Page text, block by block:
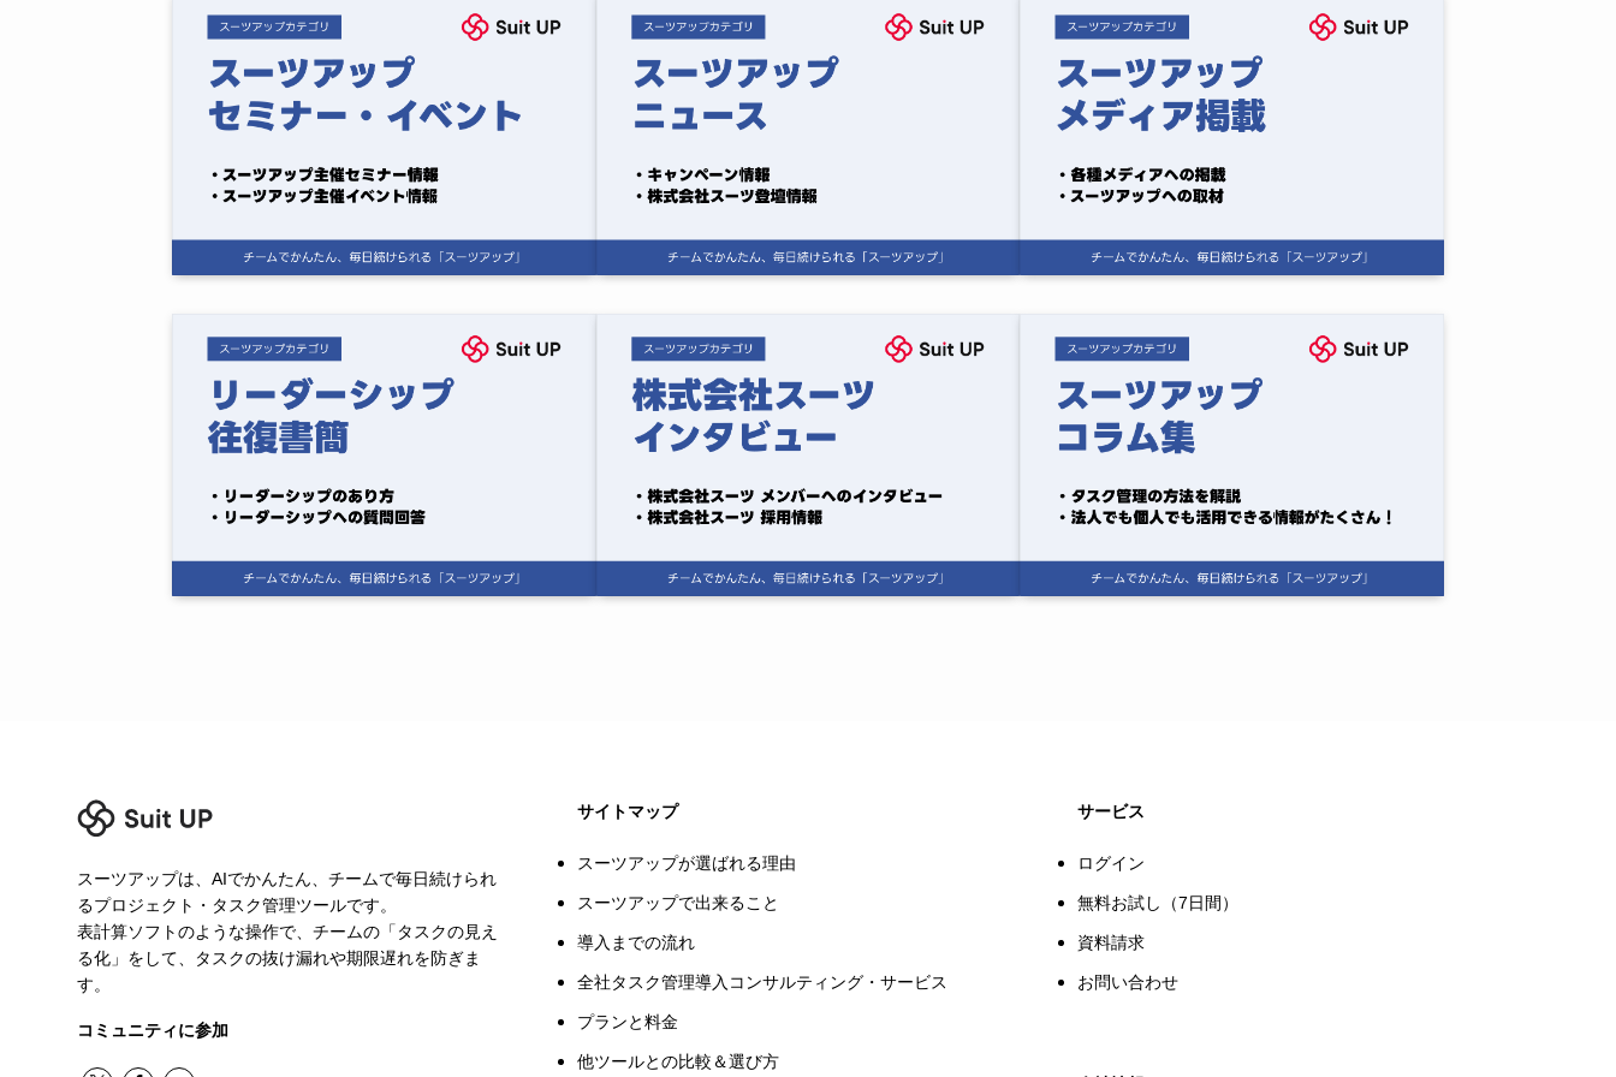
スーツアップは、AIでかんたん、チームで毎日続けられ
るプロジェクト・タスク管理ツールです。
表計算ソフトのような操作で、チームの「タスクの見え
る化」をして、タスクの抜け漏れや期限遅れを防ぎま
す。
コミュニティに参加
サイトマップ
スーツアップが選ばれる理由
スーツアップで出来ること
導入までの流れ
全社タスク管理導入コンサルティング・サービス
プランと料金
他ツールとの比較＆選び方
サービス
ログイン
無料お試し（7日間）
資料請求
お問い合わせ